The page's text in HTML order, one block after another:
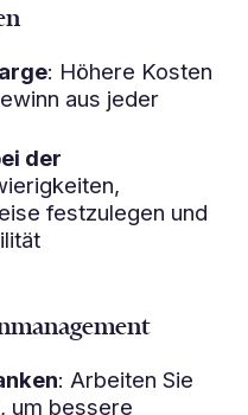
: Höhere Kosten
aus jeder
der
festzulegen und
: Arbeiten Sie
um bessere